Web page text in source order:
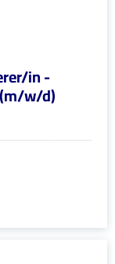
in -
w/d)